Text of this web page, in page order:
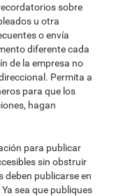
sobre
u otra
o envía
diferente cada
de la empresa no
Permita a
para que los
hagan
para publicar
sin obstruir
deben publicarse en
sea que publiques